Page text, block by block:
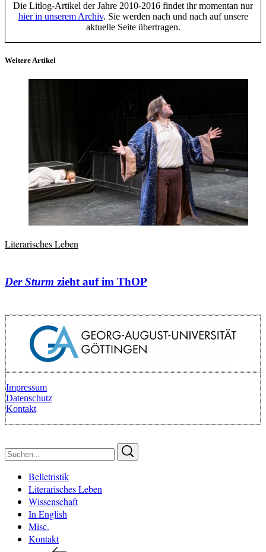
Die Litlog-Artikel der Jahre 2010-2016 findet ihr momentan nur
hier in unserem Archiv. Sie werden nach und nach auf unsere
aktuelle Seite übertragen.
Weitere Artikel
Literarisches Leben
Der Sturm zieht auf im ThOP
Impressum
Datenschutz
Kontakt
Suchen
nach:
Belletristik
Literarisches Leben
Wissenschaft
In English
Misc.
Kontakt